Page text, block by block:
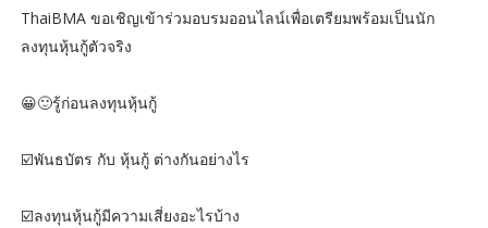
ThaiBMA ขอเชิญเข้าร่วมอบรมออนไลน์เพื่อเตรียมพร้อมเป็นนัก
ลงทุนหุ้นกู้ตัวจริง
😀🙂รู้ก่อนลงทุนหุ้นกู้
☑️พันธบัตร กับ หุ้นกู้ ต่างกันอย่างไร
☑️ลงทุนหุ้นกู้มีความเสี่ยงอะไรบ้าง